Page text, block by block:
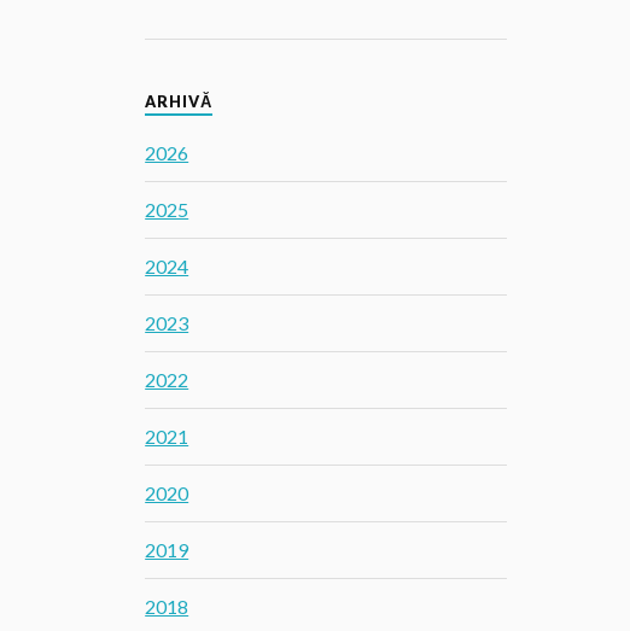
ARHIVĂ
2026
2025
2024
2023
2022
2021
2020
2019
2018